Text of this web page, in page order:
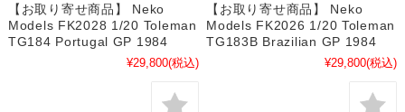
【お取り寄せ商品】 Neko
Models FK2028 1/20 Toleman
TG184 Portugal GP 1984
¥29,800(税込)
【お取り寄せ商品】 Neko
Models FK2026 1/20 Toleman
TG183B Brazilian GP 1984
¥29,800(税込)